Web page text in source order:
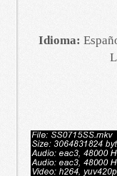
Idioma: